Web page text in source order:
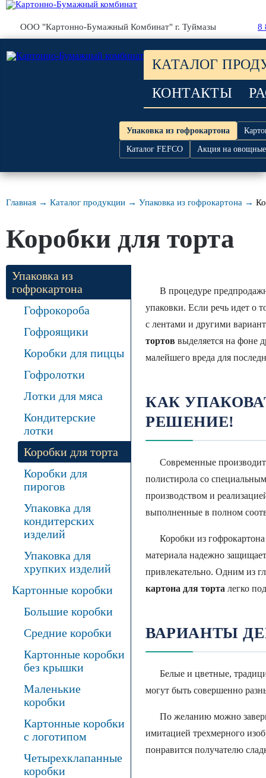
ООО "Картонно-Бумажный Комбинат" г. Туймазы 8
КАТАЛОГ
КОНТАКТЫ
Упаковка из гофрокартона
Каталог FEFCO Акция на
Главная → Каталог продукции → Упаковка из гофрокартона →
Коробки для торта
Упаковка из
гофрокартона
Гофрокороба
Гофроящики
Коробки для пиццы
Гофролотки
Лотки для мяса
Кондитерские
лотки
Коробки для торта
Коробки для
пирогов
Упаковка для
кондитерских
изделий
Упаковка для
хрупких изделий
Картонные коробки
Большие коробки
Средние коробки
Картонные коробки
без крышки
Маленькие
коробки
Картонные коробки
с логотипом
Четырехклапанные
коробки
В процедуре
упаковки. Если речь идет о
с лентами и другими
тортов выделяется на фоне
малейшего вреда для
КАК
РЕШЕНИЕ!
Современные
полистирола со
производством и
выполненные в полном
Коробки из гофрокартона
материала надежно
привлекательно. Одним из
картона для торта легко
ВАРИАНТЫ
Белые и цветные,
могут быть совершенно
По желанию можно
имитацией трехмерного
понравится получателю